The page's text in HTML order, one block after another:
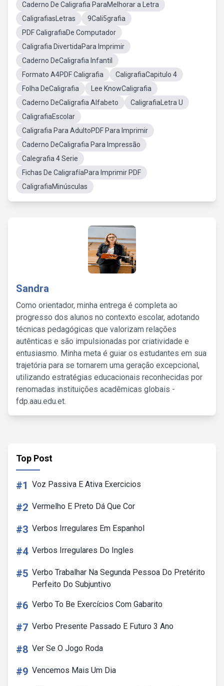
Caderno De Caligrafia ParaMelhorar a Letra
CaligrafiasLetras
9Cali5grafia
PDF CaligrafiaDe Computador
Caligrafia DivertidaPara Imprimir
Caderno DeCaligrafia Infantil
Formato A4PDF Caligrafia
CaligrafiaCapitulo 4
Folha DeCaligrafia
Lee KnowCaligrafia
Caderno DeCaligrafia Alfabeto
CaligrafiaLetra U
CaligrafiaEscolar
Caligrafia Para AdultoPDF Para Imprimir
Caderno DeCaligrafia Para Impressão
Calegrafia 4 Serie
Fichas De CaligrafíaPara Imprimir PDF
CaligrafiaMinúsculas
Sandra
Como orientador, minha entrega é completa ao
progresso dos alunos no contexto escolar, adotando
técnicas pedagógicas que valorizam relações
autênticas e são impulsionadas por criatividade e
entusiasmo. Minha meta é guiar os estudantes em sua
trajetória para se tornarem uma geração excepcional,
utilizando estratégias educacionais reconhecidas por
renomadas instituições acadêmicas globais -
fdp.aau.edu.et.
Top Post
#1 Voz Passiva E Ativa Exercicios
#2 Vermelho E Preto Dá Que Cor
#3 Verbos Irregulares Em Espanhol
#4 Verbos Irregulares Do Ingles
#5 Verbo Trabalhar Na Segunda Pessoa Do Pretérito
Perfeito Do Subjuntivo
#6 Verbo To Be Exercícios Com Gabarito
#7 Verbo Presente Passado E Futuro 3 Ano
#8 Ver Se O Jogo Roda
#9 Vencemos Mais Um Dia